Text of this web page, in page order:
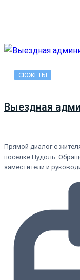
СЮЖЕТЫ
Выездная
Прямой диалог с
посёлке Нудоль.
заместители и